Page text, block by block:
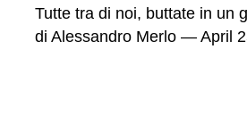
Tutte tra di noi, buttate in un
di Alessandro Merlo — April